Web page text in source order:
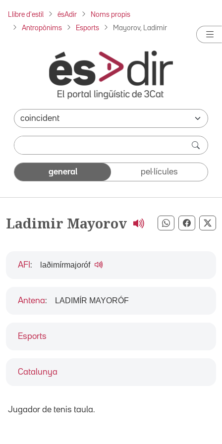
Llibre d'estil ésAdir Noms propis
Antropònims Esports Mayorov, Ladimir
general pel·lícules
Ladimir Mayorov Compartir
Esports
Catalunya
AFI : laðimírmajoɾóf
Antena: LADIMÍR MAYORÓF
Jugador de tenis taula.